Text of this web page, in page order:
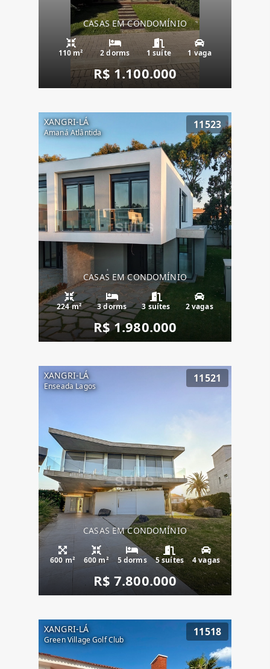
CASAS EM CONDOMÍNIO
110 m² 2 dorms 1 suíte 1 vaga
R$ 1.100.000
XANGRI-LÁ
Amaná Atlântida
11523
CASAS EM CONDOMÍNIO
224 m² 3 dorms 3 suítes 2 vagas
R$ 1.980.000
XANGRI-LÁ
Enseada Lagos
11521
CASAS EM CONDOMÍNIO
600 m² 600 m² 5 dorms 5 suítes 4 vagas
R$ 7.800.000
XANGRI-LÁ
Green Village Golf Club
11518